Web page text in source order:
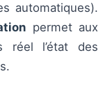
automatiques).
permet aux
réel l’état des